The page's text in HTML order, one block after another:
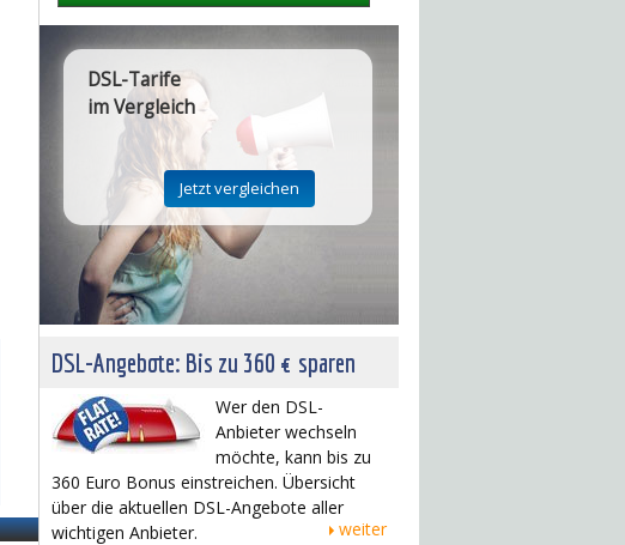
DSL-Tarife
im Vergleich
DSL-Angebote: Bis zu 360 € sparen
Wer den DSL-
Anbieter wechseln
möchte, kann bis zu
360 Euro Bonus einstreichen. Übersicht
über die aktuellen DSL-Angebote aller
wichtigen Anbieter.
weiter